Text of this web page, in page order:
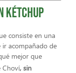
kétchup
consiste en una
ir acompañado de
mejor que
Choví, sin